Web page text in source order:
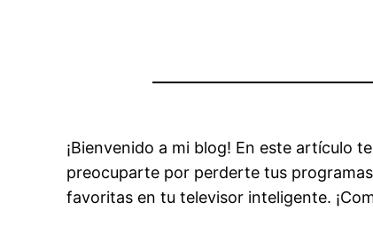
¡Bienvenido a mi blog! En este artículo
preocuparte por perderte tus
favoritas en tu televisor inteligente.